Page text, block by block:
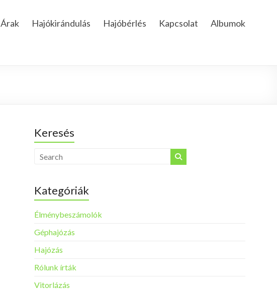
Árak Hajókirándulás Hajóbérlés Kapcsolat Albumok
Keresés
Kategóriák
Élménybeszámolók
Géphajózás
Hajózás
Rólunk írták
Vitorlázás